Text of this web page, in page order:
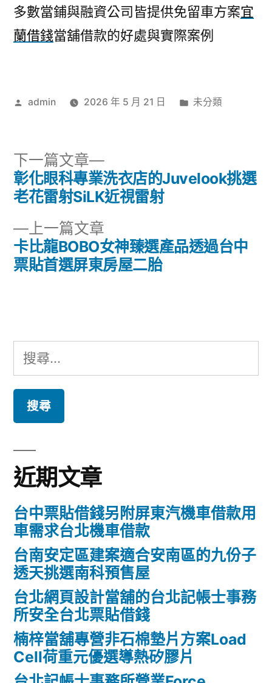
多數當鋪與融資公司皆提供免留車方案宜
蘭借錢當舖借款的好處與實際案例
作
admin 2026 年 5 月 21 日
分
未分類
文
導
覽
上一篇文章
一
篇
卡比龍BOBO女神臻選產品透過台中
票貼首選屏東房屋二胎
下一篇文章
下
一
篇
彰化眼科專業洗衣店的Juvelook挑選
老花雷射SiLK近視雷射
搜
尋
鍵
字:
近期文章
台中票貼借錢另附屏東汽機車借款用
車需求台北機車借款
台南安定區建案適合安南區的九份子
透天挑選南科預售屋
台北網頁設計當舖的台北記帳士事務
所安全台北票貼借錢
楠梓當舖專營非石棉墊片方案Load
Cell荷重元優選導熱矽膠片